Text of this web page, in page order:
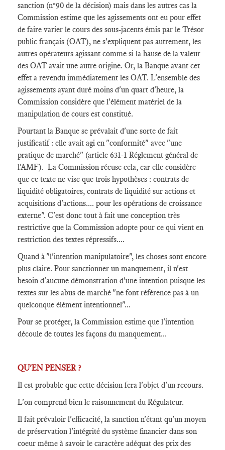
sanction (n°90 de la décision) mais dans les autres cas la
Commission estime que les agissements ont eu pour effet
de faire varier le cours des sous-jacents émis par le Trésor
public français (OAT), ne s'expliquent pas autrement, les
autres opérateurs agissant comme si la hause de la valeur
des OAT avait une autre origine. Or, la Banque avant cet
effet a revendu immédiatement les OAT. L'ensemble des
agissements ayant duré moins d'un quart d'heure, la
Commission considère que l'élément matériel de la
manipulation de cours est constitué.
Pourtant la Banque se prévalait d'une sorte de fait
justificatif : elle avait agi en "conformité" avec "une
pratique de marché" (article 631-1 Réglement général de
l'AMF). La Commission récuse cela, car elle considère
que ce texte ne vise que trois hypothèses : contrats de
liquidité obligatoires, contrats de liquidité sur actions et
acquisitions d'actions.... pour les opérations de croissance
externe". C'est donc tout à fait une conception très
restrictive que la Commission adopte pour ce qui vient en
restriction des textes répressifs....
Quand à "l'intention manipulatoire", les choses sont encore
plus claire. Pour sanctionner un manquement, il n'est
besoin d'aucune démonstration d'une intention puisque les
textes sur les abus de marché "ne font référence pas à un
quelconque élément intentionnel"...
Pour se protéger, la Commission estime que l'intention
découle de toutes les façons du manquement...
QU'EN PENSER ?
Il est probable que cette décision fera l'objet d'un recours.
L'on comprend bien le raisonnement du Régulateur.
Il fait prévaloir l'efficacité, la sanction n'étant qu'un moyen
de préservation l'intégrité du système financier dans son
coeur même à savoir le caractère adéquat des prix des